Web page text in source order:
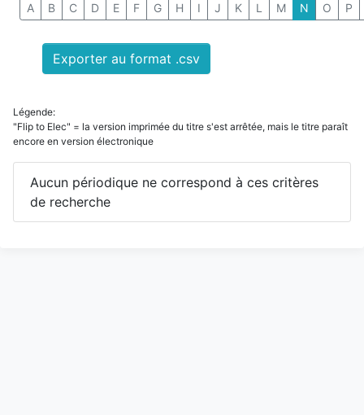
A B C D E F G H I J K L M N O P
Exporter au format .csv
Légende:
"Flip to Elec" = la version imprimée du titre s'est arrêtée, mais le titre paraît
encore en version électronique
Aucun périodique ne correspond à ces critères
de recherche